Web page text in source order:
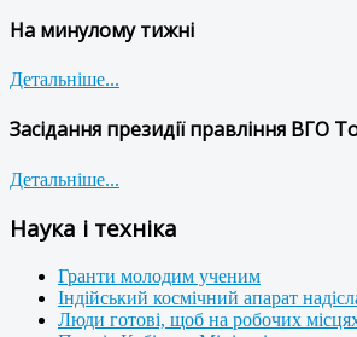
На минулому тижні
Детальніше...
Засідання президії правління ВГО
Детальніше...
Наука і техніка
Гранти молодим ученим
Індійський космічний апарат
Люди готові, щоб на робочих